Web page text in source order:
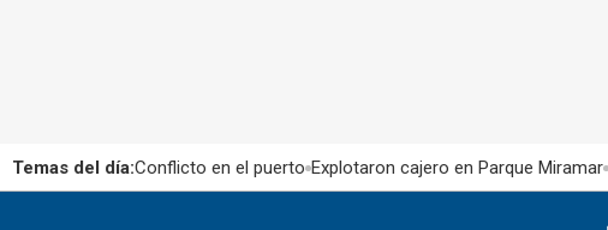
Temas del día:Conflicto en el puerto Explotaron cajero en Parque Miramar